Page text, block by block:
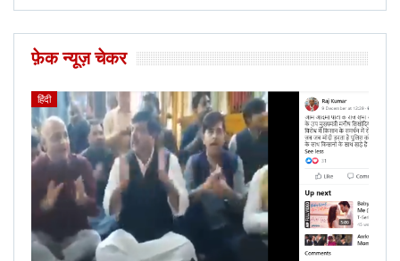
फ़ेक न्यूज़ चेकर
हिंदी